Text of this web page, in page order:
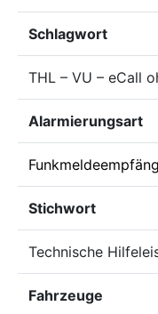
Schlagwort
THL – VU – eCall
Alarmierungsart
Stichwort
Technische
Fahrzeuge